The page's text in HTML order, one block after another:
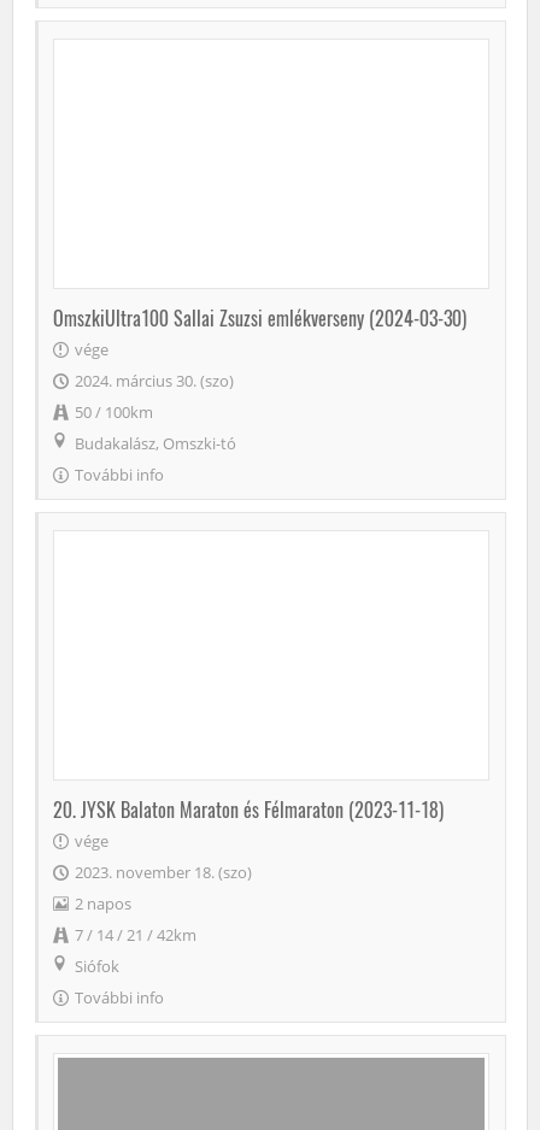
OmszkiUltra100 Sallai Zsuzsi emlékverseny (2024-03-30)
vége
2024. március 30. (szo)
50 / 100km
Budakalász, Omszki-tó
További info
20. JYSK Balaton Maraton és Félmaraton (2023-11-18)
vége
2023. november 18. (szo)
2 napos
7 / 14 / 21 / 42km
Siófok
További info